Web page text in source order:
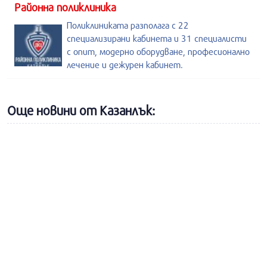
Районна поликлиника
Поликлиниката разполага с 22
специализирани кабинета и 31 специалисти
с опит, модерно оборудване, професионално
лечение и дежурен кабинет.
Още новини от Казанлък: